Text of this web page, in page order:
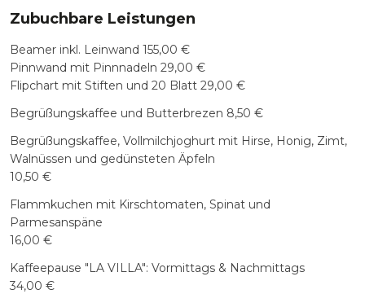
Zubuchbare Leistungen
Beamer inkl. Leinwand 155,00 €
Pinnwand mit Pinnnadeln 29,00 €
Flipchart mit Stiften und 20 Blatt 29,00 €
Begrüßungskaffee und Butterbrezen 8,50 €
Begrüßungskaffee, Vollmilchjoghurt mit Hirse, Honig, Zimt,
Walnüssen und gedünsteten Äpfeln
10,50 €
Flammkuchen mit Kirschtomaten, Spinat und
Parmesanspäne
16,00 €
Kaffeepause "LA VILLA": Vormittags & Nachmittags
34,00 €